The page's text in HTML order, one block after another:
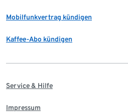
Mobilfunkvertrag kündigen
Kaffee-Abo kündigen
Service & Hilfe
Impressum